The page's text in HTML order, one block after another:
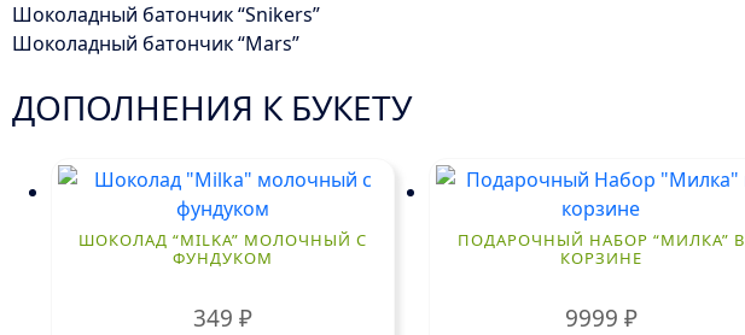
Шоколадный батончик “Snikers”
Шоколадный батончик “Mars”
ДОПОЛНЕНИЯ К БУКЕТУ
ШОКОЛАД “MILKA” МОЛОЧНЫЙ С
ФУНДУКОМ
349₽
ПОДАРОЧНЫЙ НАБОР “МИЛКА” В
КОРЗИНЕ
9999 ₽